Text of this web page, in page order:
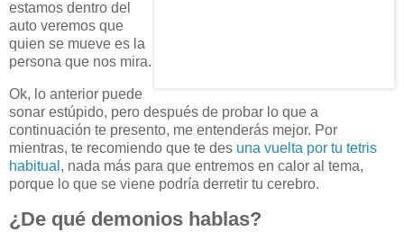
estamos dentro del
auto veremos que
quien se mueve es la
persona que nos mira.
Ok, lo anterior puede
sonar estúpido, pero después de probar lo que a
continuación te presento, me entenderás mejor. Por
mientras, te recomiendo que te des una vuelta por tu tetris
habitual , nada más para que entremos en calor al tema,
porque lo que se viene podría derretir tu cerebro.
¿De qué demonios hablas?